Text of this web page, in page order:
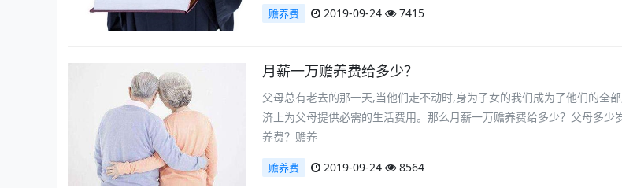
赡养费 2019-09-24 7415
月薪一万赡养费给多少？
父母总有老去的那一天,当他们走不动时,身为子女的我们成为了他们的全
济上为父母提供必需的生活费用。那么月薪一万赡养费给多少？父母多少
养费？赡养
赡养费 2019-09-24 8564